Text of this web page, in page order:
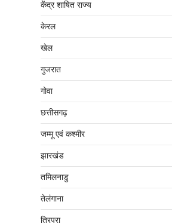
केंद्र शाषित राज्य
केरल
खेल
गुजरात
गोवा
छत्तीसगढ़
जम्‍मू एवं कश्‍मीर
झारखंड
तमिलनाडु
तेलंगाना
त्रिपुरा